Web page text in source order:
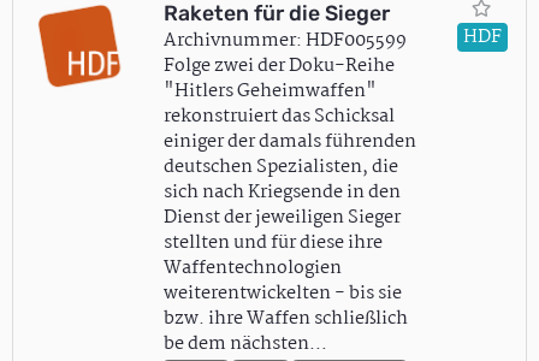
Raketen für die Sieger
Archivnummer: HDF005599
Folge zwei der Doku-Reihe
"Hitlers Geheimwaffen"
rekonstruiert das Schicksal
einiger der damals führenden
deutschen Spezialisten, die
sich nach Kriegsende in den
Dienst der jeweiligen Sieger
stellten und für diese ihre
Waffentechnologien
weiterentwickelten - bis sie
bzw. ihre Waffen schließlich
be dem nächsten…
HDF